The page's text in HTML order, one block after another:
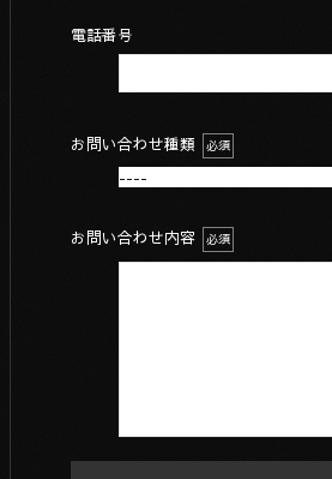
電話番号
お問い合わせ種類 必須
お問い合わせ内容 必須